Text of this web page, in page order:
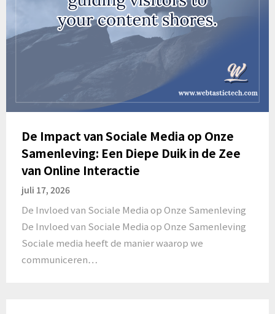
De Impact van Sociale Media op Onze
Samenleving: Een Diepe Duik in de Zee
van Online Interactie
juli 17, 2026
De Invloed van Sociale Media op Onze Samenleving
De Invloed van Sociale Media op Onze Samenleving
Sociale media heeft de manier waarop we
communiceren…